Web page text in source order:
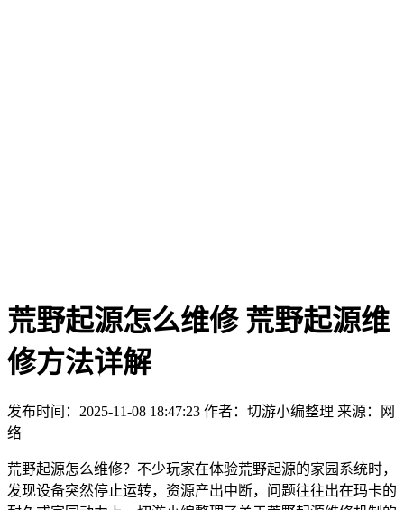
荒野起源怎么维修 荒野起源维
修方法详解
发布时间：2025-11-08 18:47:23 作者：切游小编整理 来源：网
络
荒野起源怎么维修？不少玩家在体验荒野起源的家园系统时，
发现设备突然停止运转，资源产出中断，问题往往出在玛卡的